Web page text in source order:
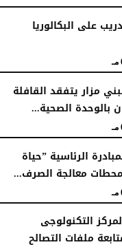
على البكالوريا
مزار يتفقد القافلة
بالوحدة الصحية...
الرئاسية ”حياة
معالجة الصرف...
التكنولوجى
ملفات التصالح